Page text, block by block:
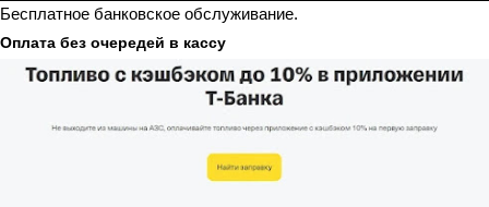
Бесплатное банковское обслуживание.
Оплата без очередей в кассу